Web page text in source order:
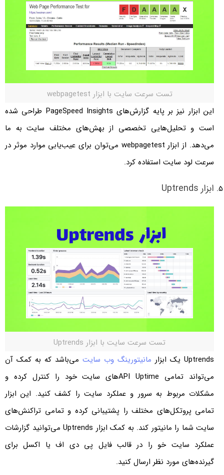
تست سرعت سایت با ابزار webpagetest
این ابزار نیز بر پایه گزارش‌های PageSpeed Insights طراحی شده
است و تحلیل‌هایی تخصصی از بهش‌های مختلف سایت به ما
می‌دهد. از ابزار webpagetest می‌توان برای عیب‌یابی موارد موثر در
سرعت لود سایت استفاده کرد.
ابزار Uptrends
تست سرعت سایت با ابزار Uptrends
Uptrends یک ابزار
مانیتورینگ وب سایتمی‌باشد که به کمک آن
می‌تواند تمامی API Uptime‌های سایت خود را کنترل کرده و
مشکلات مربوط به سرور و عملکرد سایت را کشف کنید. این ابزار
تمامی پروتکل‌های مختلف را پشتیبانی کرده و تمامی تراکنش‌های
سایت شما را مانیتور کند. به کمک ابزار Uptrends می‌توانید گزارشات
عملکرد سایت خو را در قالب فایل پی دی اف یا اکسل برای
گیرنده‌های مورد نظر ارسال کنید.